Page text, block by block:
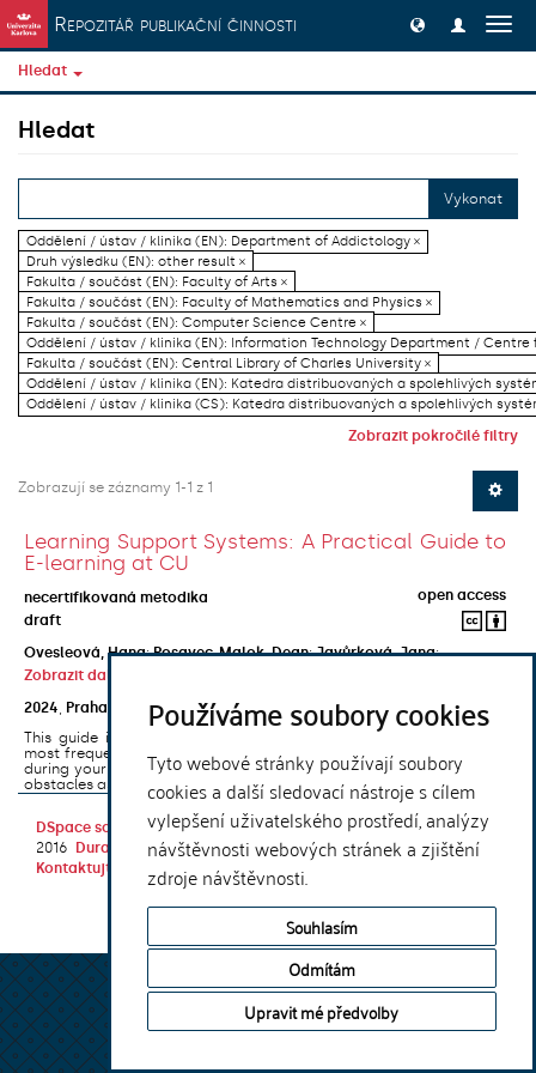
Používáme soubory cookies
Tyto webové stránky používají soubory
cookies a další sledovací nástroje s cílem
vylepšení uživatelského prostředí, analýzy
návštěvnosti webových stránek a zjištění
zdroje návštěvnosti.
Souhlasím
Odmítám
Upravit mé předvolby
Přeskočit na obsah
Repozitář publikační činnosti
Hledat
Hledat
Vykonat
Oddělení / ústav / klinika (EN): Department of Addictology ×
Druh výsledku (EN): other result ×
Fakulta / součást (EN): Faculty of Arts ×
Fakulta / součást (EN): Faculty of Mathematics and Physics ×
Fakulta / součást (EN): Computer Science Centre ×
Oddělení / ústav / klinika (EN): Information Technology Department / Centre
Fakulta / součást (EN): Central Library of Charles University ×
Oddělení / ústav / klinika (EN): Katedra distribuovaných a spolehlivých
Oddělení / ústav / klinika (CS): Katedra distribuovaných a spolehlivých
Zobrazit pokročilé filtry
Zobrazují se záznamy 1-1 z 1
Learning Support Systems: A Practical Guide to
E-learning at CU
necertifikovaná metodika
open access
draft
Ovesleová, Hana;Posavec-Malok, Dean;Javůrková, Jana;
Zobrazit další autory
2024
Praha
Univerzita Karlova, Nakladatelství Karolinum
This guide introduces the e-learning support tools that are used
most frequently at Charles University and that you may encounter
during your studies. It will also help you to avoid the most common
obstacles associated ...
DSpace softwarecopyright © 2002-
2016
DuraSpace
Kontaktujte nás
Vyjádření názoru
Theme by